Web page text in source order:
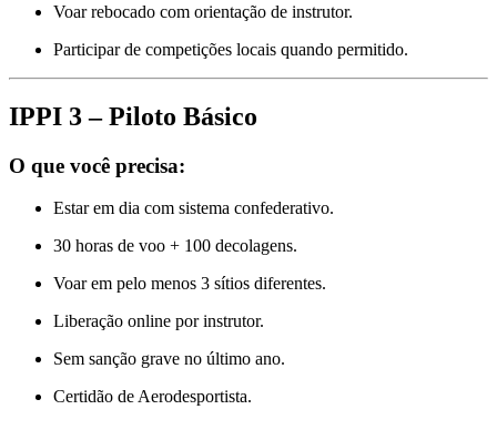
Voar rebocado com orientação de instrutor.
Participar de competições locais quando permitido.
IPPI 3 – Piloto Básico
O que você precisa:
Estar em dia com sistema confederativo.
30 horas de voo + 100 decolagens.
Voar em pelo menos 3 sítios diferentes.
Liberação online por instrutor.
Sem sanção grave no último ano.
Certidão de Aerodesportista.